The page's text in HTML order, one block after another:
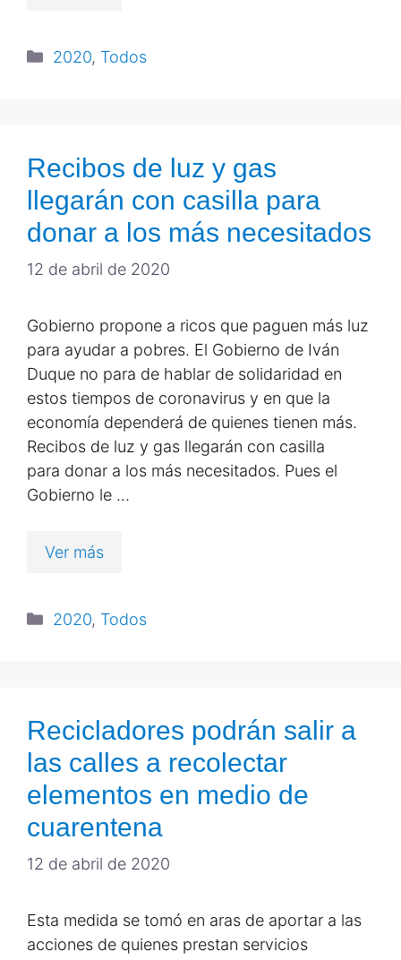
2020, Todos
Recibos de luz y gas
llegarán con casilla para
donar a los más necesitados
12 de abril de 2020
Gobierno propone a ricos que paguen más luz
para ayudar a pobres. El Gobierno de Iván
Duque no para de hablar de solidaridad en
estos tiempos de coronavirus y en que la
economía dependerá de quienes tienen más.
Recibos de luz y gas llegarán con casilla
para donar a los más necesitados. Pues el
Gobierno le …
Ver más
2020, Todos
Recicladores podrán salir a
las calles a recolectar
elementos en medio de
cuarentena
12 de abril de 2020
Esta medida se tomó en aras de aportar a las
acciones de quienes prestan servicios